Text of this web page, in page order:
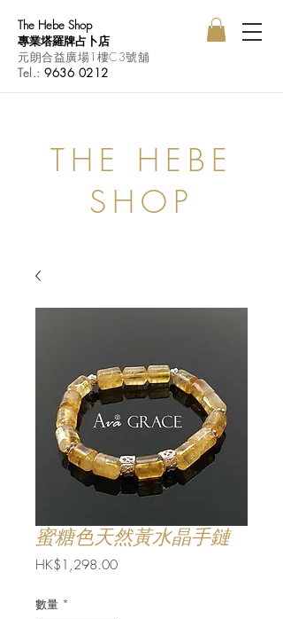
The Hebe Shop
專業塔羅牌占卜店
元朗合益廣場1樓C3號舖
Tel.:9636 0212
THE HEBE
SHOP
蜜糖色天然黃水晶手鏈
HK$1,298.00價
數量 *